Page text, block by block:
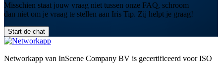
Misschien staat jouw vraag niet tussen onze FAQ, schroom
dan niet om je vraag te stellen aan Iris Tip. Zij helpt je graag!
Start de chat
Networkapp van InScene Company BV is gecertificeerd voor ISO